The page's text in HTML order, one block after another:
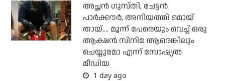
അച്ഛന്‍ ഗുസ്തി, ചേട്ടന്‍
പാര്‍ക്കൗര്‍, അനിയത്തി മൊയ്
തായ്.... മൂന്ന് പേരെയും വെച്ച് ഒരു
ആക്ഷന്‍ സിനിമ ആരെങ്കിലും
ചെയ്യുമോ എന്ന് സോഷ്യല്‍
മീഡിയ
1 day ago